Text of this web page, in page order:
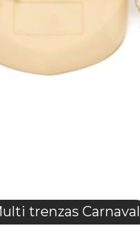
trenzas Carnaval